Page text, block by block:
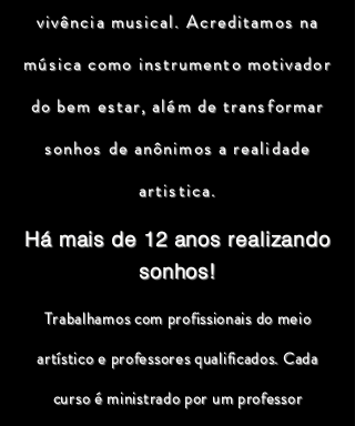
vivência musical. Acreditamos na
música como instrumento motivador
do bem estar, além de transformar
sonhos de anônimos a realidade
artistica.
Há mais de 12 anos realizando
sonhos!
Trabalhamos com profissionais do meio
artístico e professores qualificados. Cada
curso é ministrado por um professor